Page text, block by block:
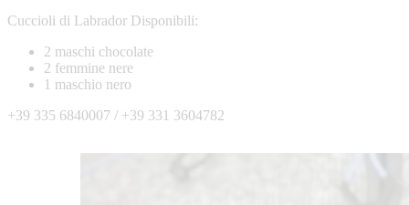
Cuccioli di Labrador Disponibili:
2 maschi chocolate
2 femmine nere
1 maschio nero
+39 335 6840007 / +39 331 3604782